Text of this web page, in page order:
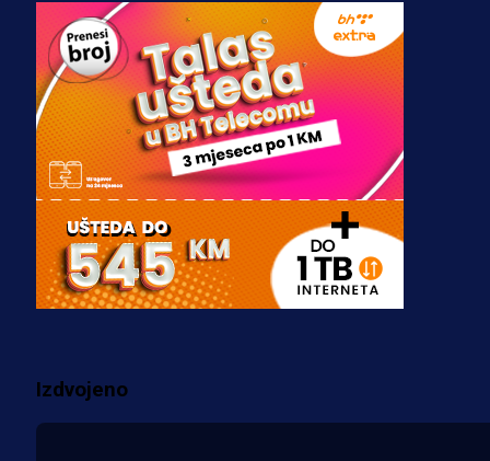
A Selekcija
Stigla potvrda od predsjednika
kluba: Jovo Lukić uskoro pravi
transfer!?
3 sedmica 3 dan
A Selekcija
Zmajevi dobili veliko pojačanje:
Fudbaler Olympiacosa želi obući
dres BiH!
Više vijesti
Izdvojeno